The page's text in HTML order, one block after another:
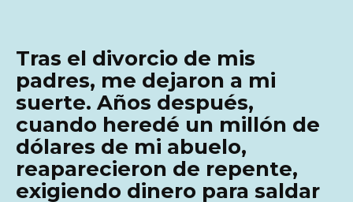
Tras el divorcio de mis
padres, me dejaron a mi
suerte. Años después,
cuando heredé un millón de
dólares de mi abuelo,
reaparecieron de repente,
exigiendo dinero para saldar